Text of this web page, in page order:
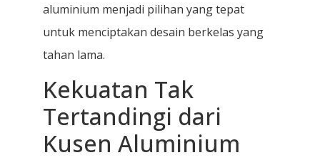
aluminium menjadi pilihan yang tepat
untuk menciptakan desain berkelas yang
tahan lama.
Kekuatan Tak
Tertandingi dari
Kusen Aluminium